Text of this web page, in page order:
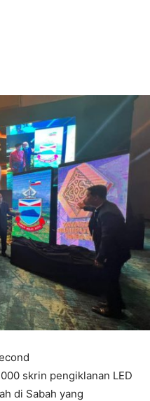
skrin pengiklanan LED
di Sabah yang